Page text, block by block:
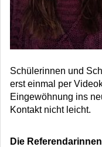
Schülerinnen und
erst einmal per
Eingewöhnung ins
Kontakt nicht leicht.
Die